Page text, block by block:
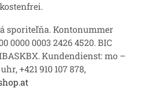
sporiteľňa. Kontonummer
0000 0003 2426 4520. BIC
Kundendienst: mo –
+421 910 107 878,